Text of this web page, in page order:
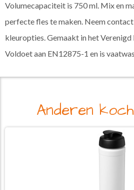
Volumecapaciteit is 750 ml. Mix en
perfecte fles te maken. Neem
kleuropties. Gemaakt in het
Voldoet aan EN12875-1 en is
Anderen